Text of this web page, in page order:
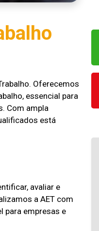
Oferecemos
essencial para
Com ampla
está
avaliar e
a AET com
para empresas e